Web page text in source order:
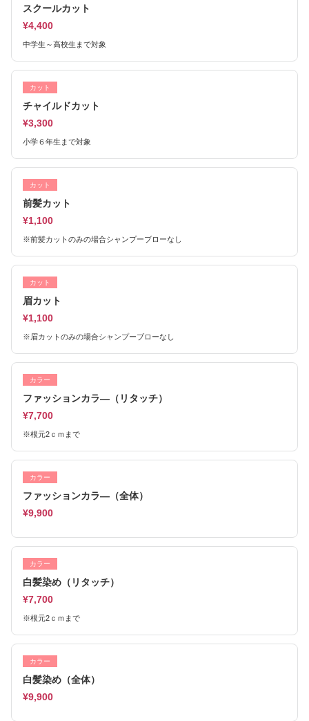
スクールカット
¥4,400
中学生～高校生まで対象
カット
チャイルドカット
¥3,300
小学６年生まで対象
カット
前髪カット
¥1,100
※前髪カットのみの場合シャンプーブローなし
カット
眉カット
¥1,100
※眉カットのみの場合シャンプーブローなし
カラー
ファッションカラ―（リタッチ）
¥7,700
※根元2ｃｍまで
カラー
ファッションカラ―（全体）
¥9,900
カラー
白髪染め（リタッチ）
¥7,700
※根元2ｃｍまで
カラー
白髪染め（全体）
¥9,900